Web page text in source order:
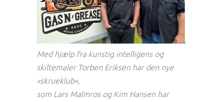
Med hjælp fra kunstig intelligens og
skiltemaler Torben Eriksen har den nye
»skrueklub«,
som Lars Malmros og Kim Hansen har